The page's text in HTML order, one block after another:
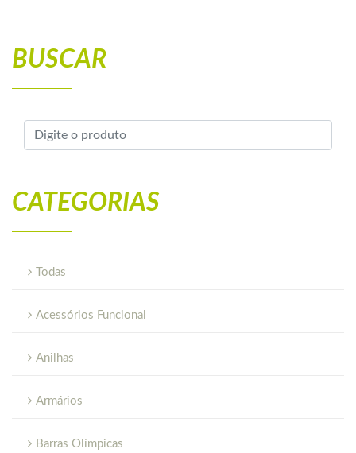
BUSCAR
CATEGORIAS
Todas
Acessórios Funcional
Anilhas
Armários
Barras Olímpicas